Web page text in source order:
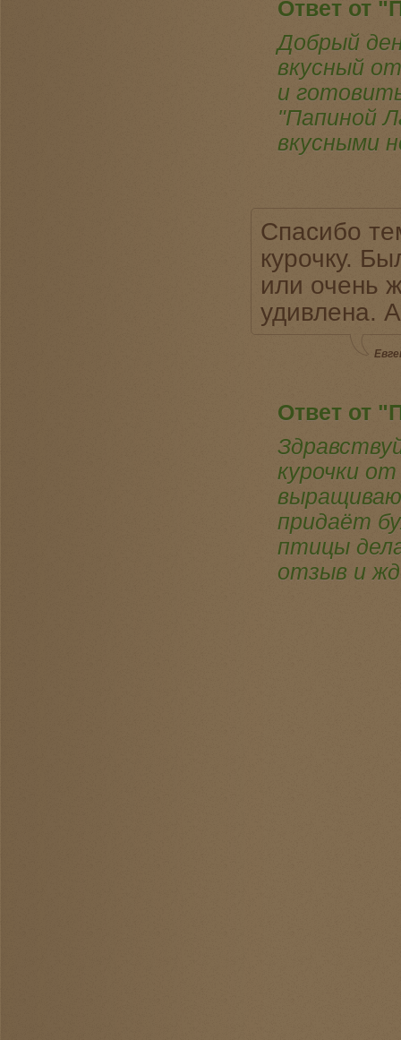
Ответ от
Добрый
вкусный
и
"Папиной
вкусными
Спасибо
курочку.
или очень
удивлена.
Ответ от
курочки
придаёт
птицы
отзыв и